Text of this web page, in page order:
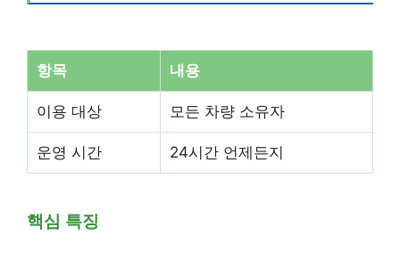
항목 내용
이용 대상 모든 차량 소유자
운영 시간 24시간 언제든지
핵심 특징